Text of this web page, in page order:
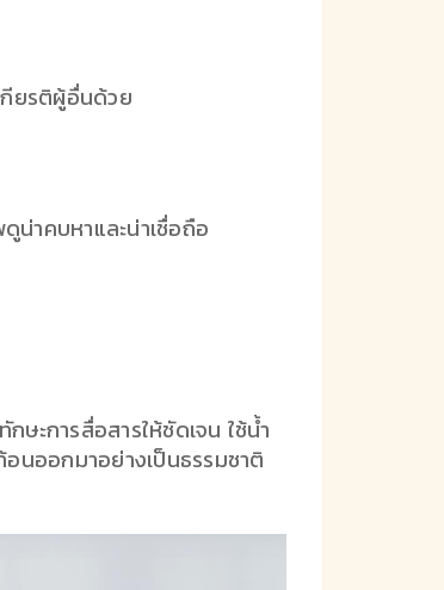
กียรติผู้อื่นด้วย
น่าคบหาและน่าเชื่อถือ
ษะการสื่อสารให้ชัดเจน ใช้น้ำ
นออกมาอย่างเป็นธรรมชาติ